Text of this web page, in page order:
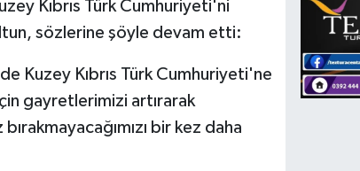
Kıbrıs Türk Cumhuriyeti'ni
sözlerine şöyle devam etti:
Kuzey Kıbrıs Türk Cumhuriyeti'ne
gayretlerimizi artırarak
bir kez daha